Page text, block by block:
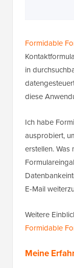
Formidable
in
diese
Ich habe
ausprobiert,
erstellen.
E-Mail
Weitere
Formidable
Meine